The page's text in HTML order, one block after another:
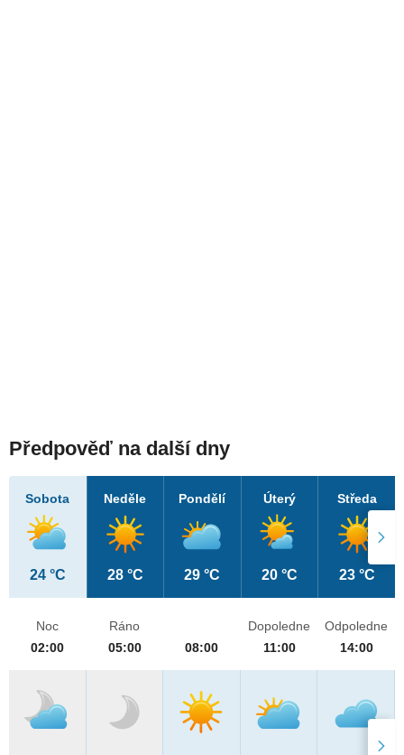
Předpověď na další dny
Sobota
24 °C
Neděle
28 °C
Pondělí
29 °C
Úterý
20 °C
Středa
23 °C
Noc
02:00
Ráno
05:00
08:00
Dopoledne
11:00
Odpoledne
14:00